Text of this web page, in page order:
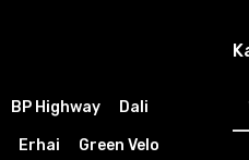
BP Highway Dali
Erhai Green Velo